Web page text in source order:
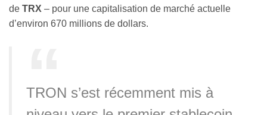
de TRX – pour une capitalisation de marché actuelle
d’environ 670 millions de dollars.
TRON s’est récemment mis à